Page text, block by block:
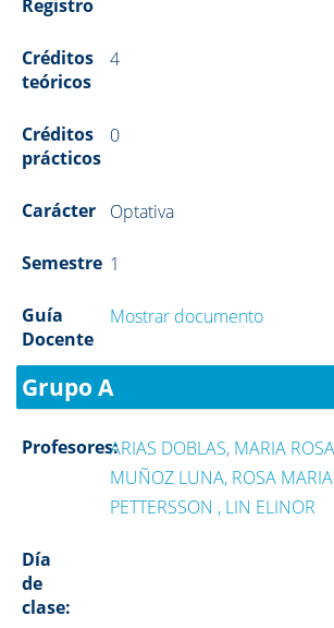
Registro
Créditos
teóricos
4
Créditos
prácticos
0
Carácter Optativa
Semestre 1
Guía
Docente
Mostrar documento
Grupo A
Profesores:ARIAS DOBLAS, MARIA
MUÑOZ LUNA, ROSA MARIA
PETTERSSON , LIN ELINOR
Día
de
clase: